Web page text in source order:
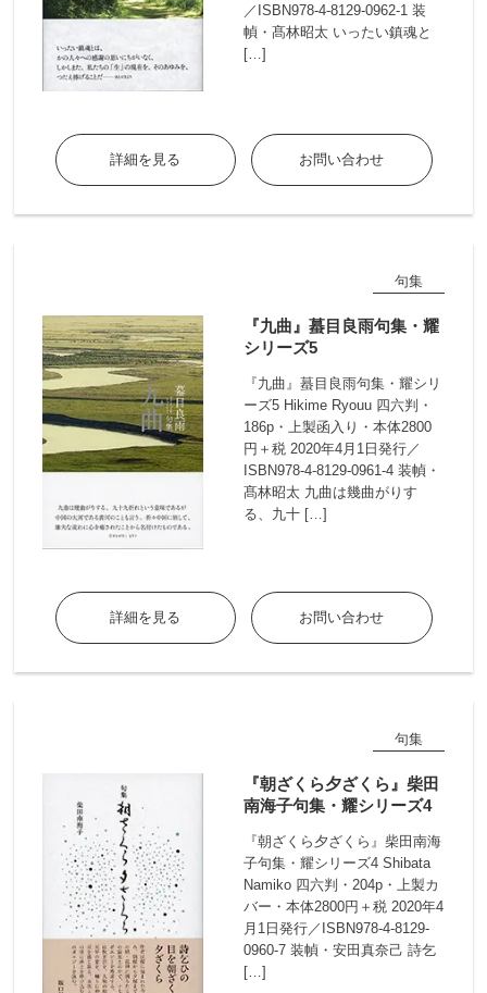
／ISBN978-4-8129-0962-1 装
幀・髙林昭太 いったい鎮魂と
[…]
詳細を見る お問い合わせ
句集
『九曲』蟇目良雨句集・耀
シリーズ5
『九曲』蟇目良雨句集・耀シリ
ーズ5 Hikime Ryouu 四六判・
186p・上製函入り・本体2800
円＋税 2020年4月1日発行／
ISBN978-4-8129-0961-4 装幀・
髙林昭太 九曲は幾曲がりす
る、九十 […]
詳細を見る お問い合わせ
句集
『朝ざくら夕ざくら』柴田
南海子句集・耀シリーズ4
『朝ざくら夕ざくら』柴田南海
子句集・耀シリーズ4 Shibata
Namiko 四六判・204p・上製カ
バー・本体2800円＋税 2020年4
月1日発行／ISBN978-4-8129-
0960-7 装幀・安田真奈己 詩乞
[…]